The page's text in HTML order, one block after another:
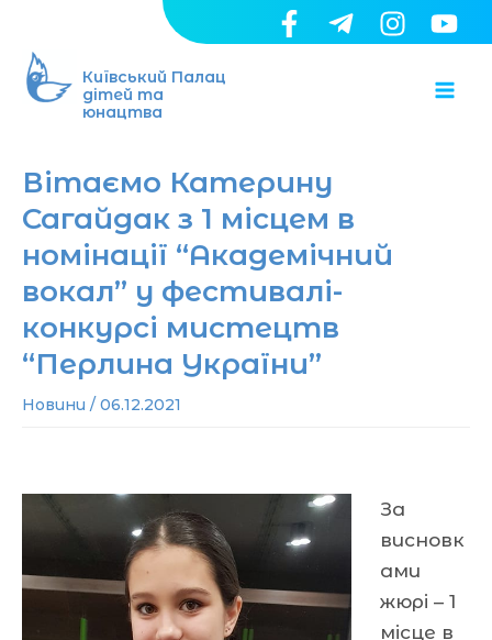
вмісту
Київський Палац
дітей та
юнацтва
Вітаємо Катерину
Сагайдак з 1 місцем в
номінації “Академічний
вокал” у фестивалі-
конкурсі мистецтв
“Перлина України”
Новини / 06.12.2021
За
висновк
ами
жюрі – 1
місце в